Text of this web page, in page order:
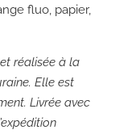
fluo, papier,
réalisée à la
Elle est
Livrée avec